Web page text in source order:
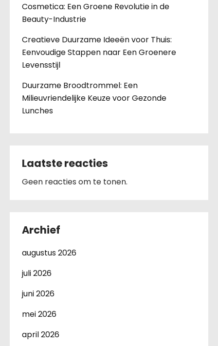
Cosmetica: Een Groene Revolutie in de
Beauty-Industrie
Creatieve Duurzame Ideeën voor Thuis:
Eenvoudige Stappen naar Een Groenere
Levensstijl
Duurzame Broodtrommel: Een
Milieuvriendelijke Keuze voor Gezonde
Lunches
Laatste reacties
Geen reacties om te tonen.
Archief
augustus 2026
juli 2026
juni 2026
mei 2026
april 2026